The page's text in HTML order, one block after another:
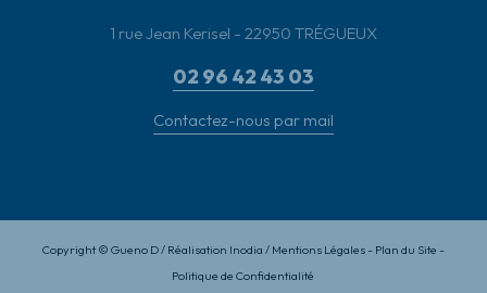
1 rue Jean Kerisel - 22950 TRÉGUEUX
02 96 42 43 03
Contactez-nous par mail
Copyright © Gueno D / Réalisation Inodia / Mentions Légales- Plan du Site -
Politique de Confidentialité